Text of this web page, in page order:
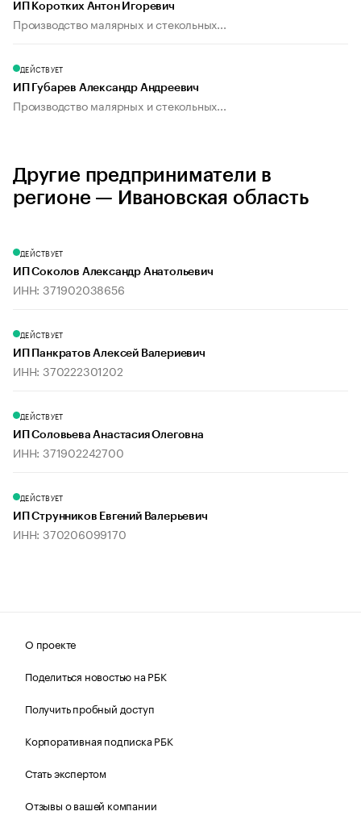
ИП Коротких Антон Игоревич
Производство малярных и стекольных...
ДЕЙСТВУЕТ
ИП Губарев Александр Андреевич
Производство малярных и стекольных...
Другие предприниматели в
регионе — Ивановская область
ДЕЙСТВУЕТ
ИП Соколов Александр Анатольевич
ИНН: 371902038656
ДЕЙСТВУЕТ
ИП Панкратов Алексей Валериевич
ИНН: 370222301202
ДЕЙСТВУЕТ
ИП Соловьева Анастасия Олеговна
ИНН: 371902242700
ДЕЙСТВУЕТ
ИП Струнников Евгений Валерьевич
ИНН: 370206099170
О проекте
Поделиться новостью на РБК
Получить пробный доступ
Корпоративная подписка РБК
Стать экспертом
Отзывы о вашей компании